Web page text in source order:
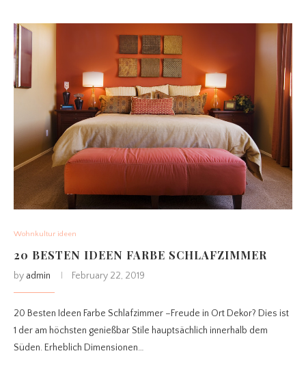
Wohnkultur ideen
20 BESTEN IDEEN FARBE SCHLAFZIMMER
by admin February 22, 2019
20 Besten Ideen Farbe Schlafzimmer –Freude in Ort Dekor? Dies ist
1 der am höchsten genießbar Stile hauptsächlich innerhalb dem
Süden. Erheblich Dimensionen…